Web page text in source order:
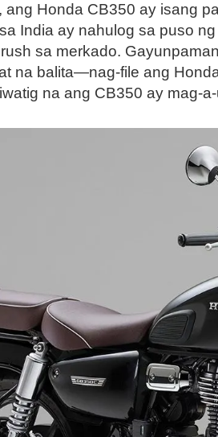
ang Honda CB350 ay isang
India ay nahulog sa puso
sa merkado.
na balita—nag-file ang
na ang CB350 ay mag-